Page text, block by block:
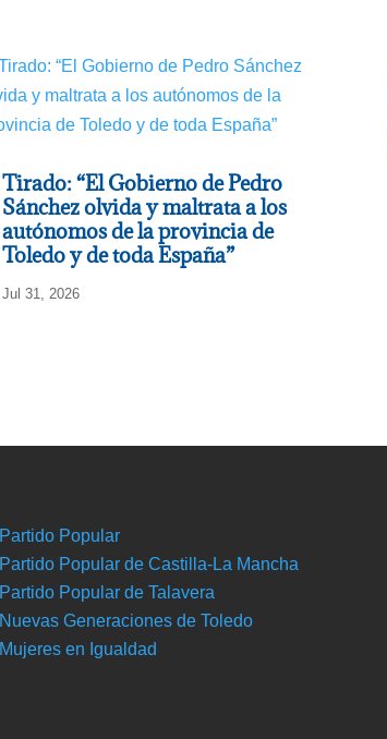
Tirado: “El Gobierno de Pedro
Sánchez olvida y maltrata a los
autónomos de la provincia de
Toledo y de toda España”
Jul 31, 2026
Partido Popular
Partido Popular de Castilla-La Mancha
Partido Popular de Talavera
Nuevas Generaciones de Toledo
Mujeres en Igualdad